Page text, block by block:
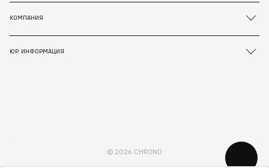
КОМПАНИЯ
ЮР. ИНФОРМАЦИЯ
© 2026 CHRONO